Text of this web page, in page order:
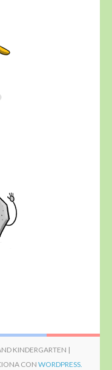
KINDERGARTEN |
CON WORDPRESS.